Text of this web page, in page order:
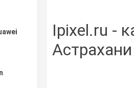
Ipixel.ru -
Астрахани